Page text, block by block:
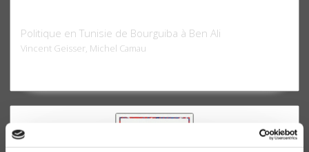
Politique en Tunisie de Bourguiba à Ben Ali
Vincent Geisser, Michel Camau